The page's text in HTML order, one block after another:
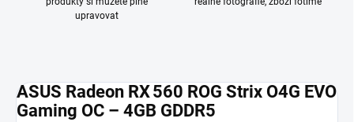
upravovat
ASUS Radeon RX 560 ROG Strix O4G EVO
Gaming OC – 4GB GDDR5